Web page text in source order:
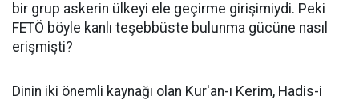
bir grup askerin ülkeyi ele geçirme girişimiydi. Peki
FETÖ böyle kanlı teşebbüste bulunma gücüne nasıl
erişmişti?
Dinin iki önemli kaynağı olan Kur'an-ı Kerim, Hadis-i